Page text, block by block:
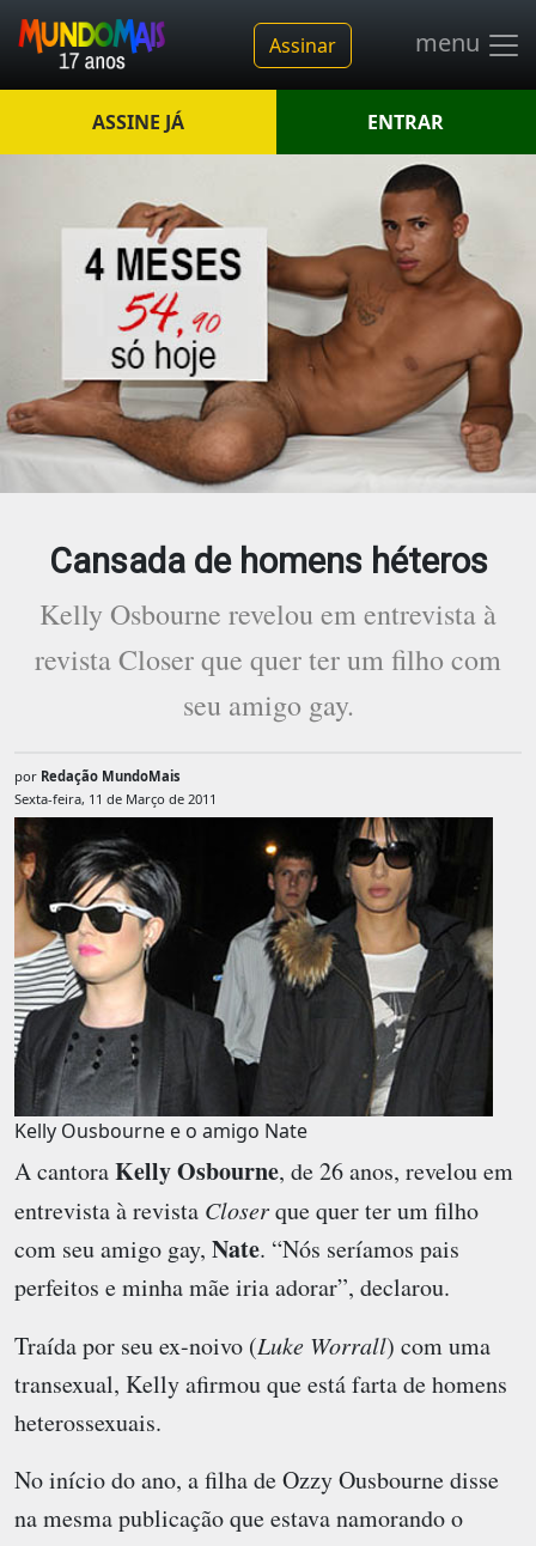
Assinar menu
ASSINE JÁ ENTRAR
Cansada de homens héteros
Kelly Osbourne revelou em entrevista à
revista Closer que quer ter um filho com
seu amigo gay.
por Redação MundoMais
Sexta-feira, 11 de Março de 2011
Kelly Ousbourne e o amigo Nate
A cantoraKelly Osbourne, de 26 anos, revelou em
entrevista à revista Closerque quer ter um filho
com seu amigo gay, Nate. “Nós seríamos pais
perfeitos e minha mãe iria adorar”, declarou.
Traída por seu ex-noivo (Luke Worrall) com uma
transexual, Kelly afirmou que está farta de homens
heterossexuais.
No início do ano, a filha de Ozzy Ousbourne disse
na mesma publicação que estava namorando o